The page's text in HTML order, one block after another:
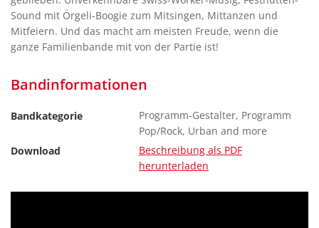
Sound mit Örgeli-Boogie zum Mitsingen, Mittanzen und
Mitfeiern. Und das macht am meisten Freude, wenn die
ganze Familienbande mit von der Partie ist!
Bandinformationen
Bandkategorie
Programm-Gestalter, Programm
Pop/Rock, Urban and more
Download
Beschreibung als PDF
herunterladen